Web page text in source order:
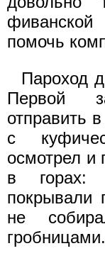
помочь
Пароход
Первой
отправить
с
осмотрел и
в горах:
покрывали
не
гробницами.